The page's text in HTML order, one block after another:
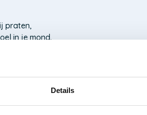
Details
praten,
in je mond.
plakkerig